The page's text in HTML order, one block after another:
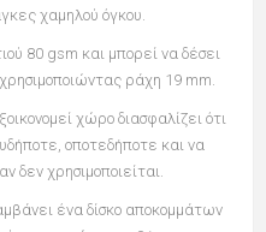
χαμηλού όγκου.
80 gsm και μπορεί να δέσει
ράχη 19 mm.
χώρο διασφαλίζει ότι
οποτεδήποτε και να
δεν χρησιμοποιείται.
ένα δίσκο αποκομμάτων